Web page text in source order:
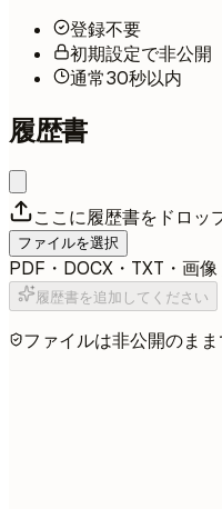
登録不要
初期設定で非公開
通常30秒以内
履歴書
ここに履歴書をドロッ
ファイルを選択
PDF・DOCX・TXT・画
履歴書を追加してください
ファイルは非公開のまま